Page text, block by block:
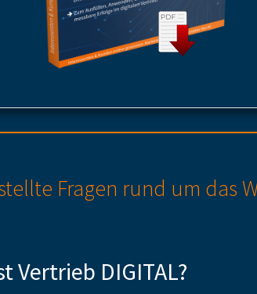
Fragen rund um das
Vertrieb DIGITAL?